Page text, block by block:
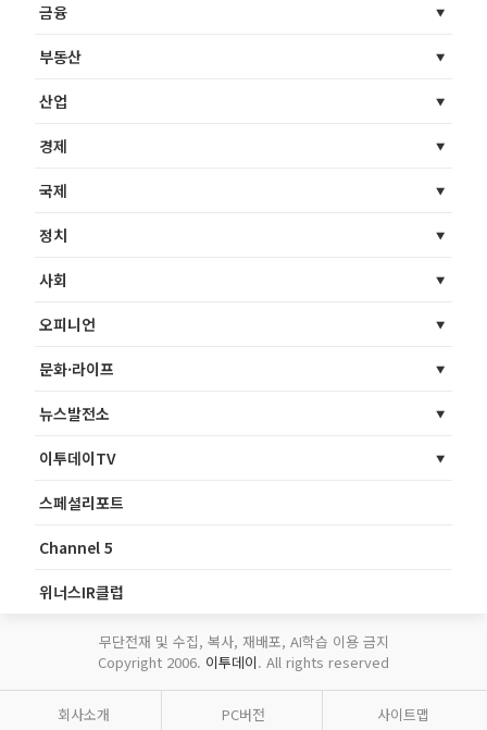
금융
부동산
산업
경제
국제
정치
사회
오피니언
문화·라이프
뉴스발전소
이투데이TV
스페셜리포트
Channel 5
위너스IR클럽
무단전재 및 수집, 복사, 재배포, AI학습 이용 금지
Copyright 2006. 이투데이. All rights reserved
회사소개 PC버전 사이트맵